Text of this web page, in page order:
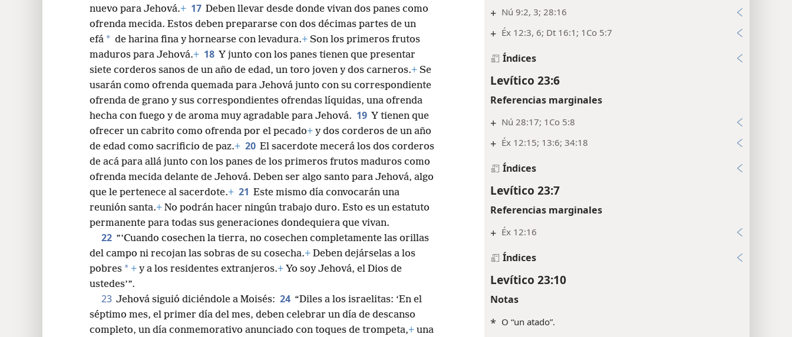
+ Nú 9:2, 3; 28:16
+ Éx 12:3, 6; Dt 16:1; 1Co 5:7
Índices
Levítico 23:6
Referencias marginales
+ Nú 28:17; 1Co 5:8
+ Éx 12:15; 13:6; 34:18
Índices
Levítico 23:7
Referencias marginales
+ Éx 12:16
Índices
Levítico 23:10
Notas
* O “un atado”.
nuevo para Jehová.+ 17 Deben llevar desde donde vivan dos panes como
ofrenda mecida. Estos deben prepararse con dos décimas partes de un
efá * de harina fina y hornearse con levadura.+ Son los primeros frutos
maduros para Jehová.+ 18 Y junto con los panes tienen que presentar
siete corderos sanos de un año de edad, un toro joven y dos carneros.+ Se
usarán como ofrenda quemada para Jehová junto con su correspondiente
ofrenda de grano y sus correspondientes ofrendas líquidas, una ofrenda
hecha con fuego y de aroma muy agradable para Jehová. 19 Y tienen que
ofrecer un cabrito como ofrenda por el pecado+ y dos corderos de un año
de edad como sacrificio de paz.+ 20 El sacerdote mecerá los dos corderos
de acá para allá junto con los panes de los primeros frutos maduros como
ofrenda mecida delante de Jehová. Deben ser algo santo para Jehová, algo
que le pertenece al sacerdote.+ 21 Este mismo día convocarán una
reunión santa.+ No podrán hacer ningún trabajo duro. Esto es un estatuto
permanente para todas sus generaciones dondequiera que vivan.
22 ”’Cuando cosechen la tierra, no cosechen completamente las orillas
del campo ni recojan las sobras de su cosecha.+ Deben dejárselas a los
pobres * + y a los residentes extranjeros.+ Yo soy Jehová, el Dios de
ustedes’”.
23 Jehová siguió diciéndole a Moisés: 24 “Diles a los israelitas: ‘En el
séptimo mes, el primer día del mes, deben celebrar un día de descanso
completo, un día conmemorativo anunciado con toques de trompeta,+ una